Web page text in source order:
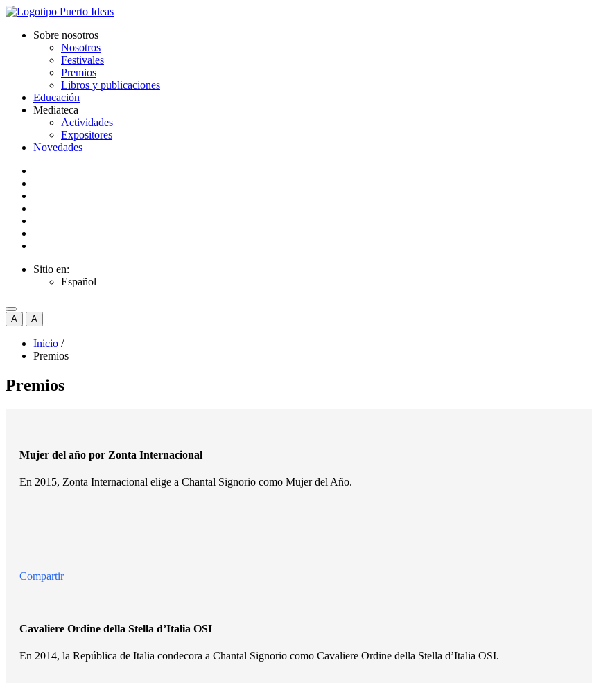
Sobre nosotros
Nosotros
Festivales
Premios
Libros y publicaciones
Educación
Mediateca
Actividades
Expositores
Novedades
Sitio en:
Español
A A
Inicio /
Premios
Premios
Mujer del año por Zonta Internacional
En 2015, Zonta Internacional elige a Chantal Signorio como Mujer del Año.
Compartir
Cavaliere Ordine della Stella d’Italia OSI
En 2014, la República de Italia condecora a Chantal Signorio como Cavaliere Ordine della Stella d’Italia OSI.